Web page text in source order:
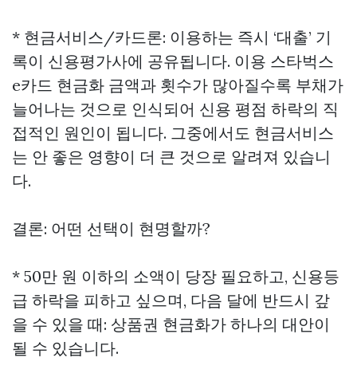
* 현금서비스/카드론: 이용하는 즉시 ‘대출’ 기
록이 신용평가사에 공유됩니다. 이용 스타벅스
e카드 현금화 금액과 횟수가 많아질수록 부채가
늘어나는 것으로 인식되어 신용 평점 하락의 직
접적인 원인이 됩니다. 그중에서도 현금서비스
는 안 좋은 영향이 더 큰 것으로 알려져 있습니
다.
결론: 어떤 선택이 현명할까?
* 50만 원 이하의 소액이 당장 필요하고, 신용등
급 하락을 피하고 싶으며, 다음 달에 반드시 갚
을 수 있을 때: 상품권 현금화가 하나의 대안이
될 수 있습니다.